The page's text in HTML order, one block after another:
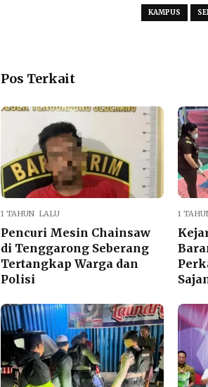
KAMPUS
Pos Terkait
1 TAHUN LALU
Pencuri Mesin Chainsaw
di Tenggarong Seberang
Tertangkap Warga dan
Polisi
1